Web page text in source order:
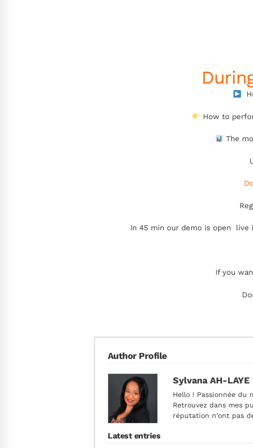
How to
The
In 45 min our demo is open live
If you
Author Profile
Sylvana AH-LAYE
Hello ! Passionnée du
Retrouvez dans mes
réputation n'ont pas
Latest entries